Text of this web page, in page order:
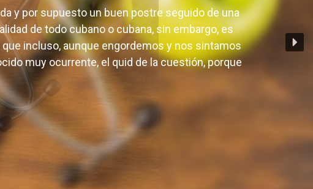
y por supuesto un buen postre seguido de una
de todo cubano o cubana, sin embargo, es
incluso, aunque engordemos y nos sintamos
muy ocurrente, el quid de la cuestión, porque